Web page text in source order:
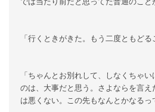
「行くときがきた。もう二度ともどる
「ちゃんとお別れして、しなくちゃ
のは、大事だと思う。さよならを言
は悪くない。この先もなんとかなるっ